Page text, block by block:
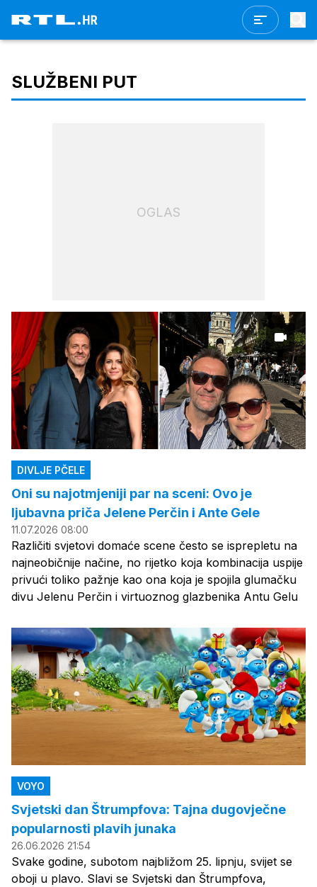
SLUŽBENI PUT
OGLAS
DIVLJE PČELE
Oni su najotmjeniji par na sceni: Ovo je
ljubavna priča Jelene Perčin i Ante Gele
11.07.2026 08:00
Različiti svjetovi domaće scene često se isprepletu na
najneobičnije načine, no rijetko koja kombinacija uspije
privući toliko pažnje kao ona koja je spojila glumačku
divu Jelenu Perčin i virtuoznog glazbenika Antu Gelu
VOYO
Svjetski dan Štrumpfova: Tajna dugovječne
popularnosti plavih junaka
26.06.2026 21:54
Svake godine, subotom najbližom 25. lipnju, svijet se
oboji u plavo. Slavi se Svjetski dan Štrumpfova,